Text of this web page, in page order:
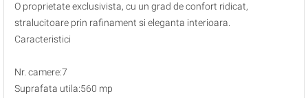
O proprietate exclusivista, cu un grad de confort ridicat,
stralucitoare prin rafinament si eleganta interioara.
Caracteristici
Nr. camere:7
Suprafata utila:560 mp